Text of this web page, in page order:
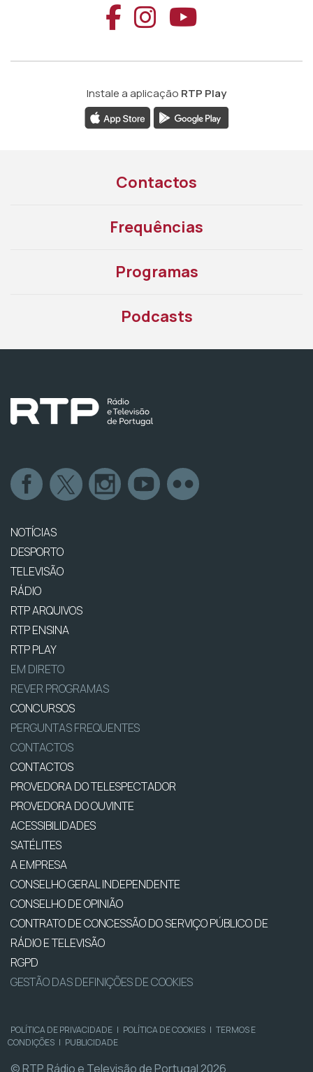
Aceder ao
Aceder ao
Aceder
Instale a aplicação RTP Play
Contactos
Frequências
Programas
Podcasts
NOTÍCIAS
DESPORTO
TELEVISÃO
RÁDIO
RTP ARQUIVOS
RTP ENSINA
RTP PLAY
EM DIRETO
REVER PROGRAMAS
CONCURSOS
PERGUNTAS FREQUENTES
CONTACTOS
CONTACTOS
PROVEDORA DO TELESPECTADOR
PROVEDORA DO OUVINTE
ACESSIBILIDADES
SATÉLITES
A EMPRESA
CONSELHO GERAL INDEPENDENTE
CONSELHO DE OPINIÃO
CONTRATO DE CONCESSÃO DO SERVIÇO PÚBLICO DE
RÁDIO E TELEVISÃO
RGPD
GESTÃO DAS DEFINIÇÕES DE COOKIES
POLÍTICA DE PRIVACIDADE | POLÍTICA DE COOKIES | TERMOS E
CONDIÇÕES | PUBLICIDADE
© RTP, Rádio e Televisão de Portugal 2026